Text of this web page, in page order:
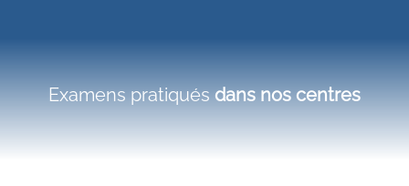
Examens pratiquésdans nos centres